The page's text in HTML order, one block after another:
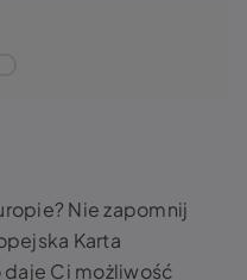
Nie zapomnij
Karta
Ci możliwość